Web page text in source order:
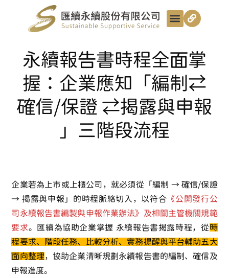
永續報告書時程全面掌
握：企業應知「編制⇄
確信/保證 ⇄揭露與申報
」三階段流程
企業若為上市或上櫃公司，就必須從「編制 → 確信/保證
→ 揭露與申報」的時程脈絡切入，以符合 《公開發行公
司永續報告書編製與申報作業辦法》及相關主管機關規範
要求。匯續為協助企業掌握 永續報告書揭露時程，從 時
程要求、階段任務、比較分析、實務提醒與平台輔助五大
面向整理，協助企業清晰規劃永續報告書的編制、確信及
申報進度。